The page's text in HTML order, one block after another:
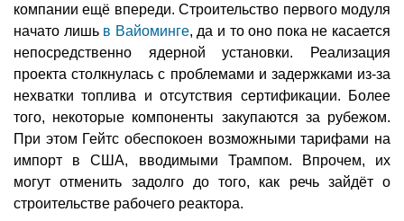
компании ещё впереди. Строительство первого модуля
начато лишь в Вайоминге, да и то оно пока не касается
непосредственно ядерной установки. Реализация
проекта столкнулась с проблемами и задержками из-за
нехватки топлива и отсутствия сертификации. Более
того, некоторые компоненты закупаются за рубежом.
При этом Гейтс обеспокоен возможными тарифами на
импорт в США, вводимыми Трампом. Впрочем, их
могут отменить задолго до того, как речь зайдёт о
строительстве рабочего реактора.